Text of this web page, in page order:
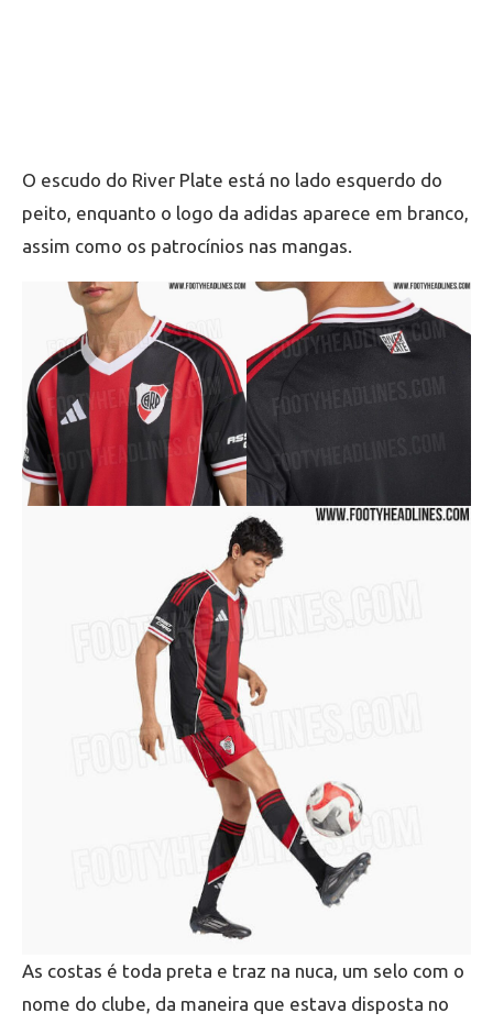
O escudo do River Plate está no lado esquerdo do
peito, enquanto o logo da adidas aparece em branco,
assim como os patrocínios nas mangas.
As costas é toda preta e traz na nuca, um selo com o
nome do clube, da maneira que estava disposta no